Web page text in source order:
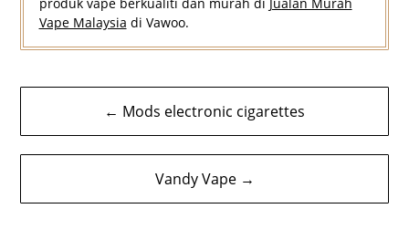
Vape Malaysia di Vawoo.
Navigasi
kiriman
← Mods electronic cigarettes
Vandy Vape →